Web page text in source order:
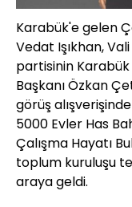
Karabük'e gelen
Vedat Işıkhan,
partisinin Karabük
Başkanı Özkan
görüş
5000 Evler Has
Çalışma Hayatı
toplum kuruluşu
araya geldi.